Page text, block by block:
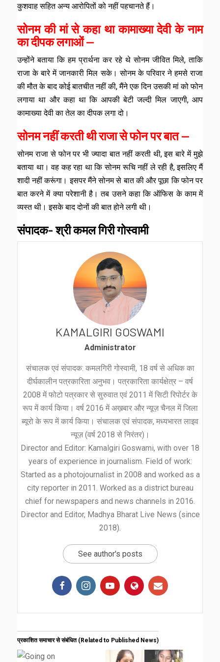
कुशवाह सहित अन्य आरोपितों को नहीं पहचानते हैं।
सोनम की मां से कहा था कामाख्या देवी के नाम
का दीपक लगाओं —
उन्होंने बताया कि हम प्रार्थना कर रहे थे सोनम जीवित मिले, ताकि
राजा के बारे में जानकारी मिल सके। सोनम के परिवार ने हमसे राजा
की मौत के बाद कोई बातचीत नहीं की, मैंने एक दिन उसकी मां को फोन
लगाया था और कहा था कि आपकी बेटी जल्दी मिल जाएगी, आप
कामाख्या देवी का तेल का दीपक लगा दो।
सोनम नहीं करती थी राजा से फोन पर बात —
सोनम राजा से फोन पर भी ज्यादा बात नहीं करती थी, इस बारे में मुझे
बताया था। वह कह रहा था कि सोनम रूचि नहीं ले रही है, इसलिए मैं
शादी नहीं करूंगा। इसपर मैंने सोनम से बात की और पूछा कि फोन पर
बात करने में क्या परेशानी है। तब उसने कहा कि ऑफिस के काम में
व्यस्त थी। इसके बाद दोनों की बात होने लगी थी।
संपादक- श्री कमल गिरी गोस्वामी
KAMALGIRI GOSWAMI
Administrator
संचालक एवं संपादक: कमलगिरी गोस्वामी, 18 वर्ष से अधिक का
दीर्घकालीन पत्रकारिता अनुभव। पत्रकारिता कार्यक्षेत्र – वर्ष
2008 में फोटो पत्रकार से सुरुवात एवं 2011 में सिटी रिपोर्टर के
रूप में कार्य किया। वर्ष 2016 में अख़बार और न्यूज़ चैनल में जिला
ब्यूरो के रूप में कार्य किया। संचालक एवं संपादक, मध्यभारत लाइव
न्यूज़ (वर्ष 2018 से निरंतर)।
Director and Editor: Kamalgiri Goswami, with over 18
years of experience in journalism. Field of work:
Started as a photojournalist in 2008 and worked as a
city reporter in 2011. Worked as a district bureau
chief for newspapers and news channels in 2016.
Director and Editor, Madhya Bharat Live News (since
2018).
See author's posts
प्रकाशित समाचार से संबंधित (Related to Published News)